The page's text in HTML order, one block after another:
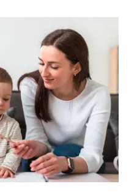
e
para
Autismo Avaliação
família Psicologia
mental TDAH